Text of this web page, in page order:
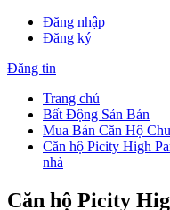
Đăng nhập
Đăng ký
Đăng tin
Trang chủ
Bất Động Sản Bán
Mua Bán Căn Hộ
Căn hộ Picity High
nhà
Căn hộ Picity